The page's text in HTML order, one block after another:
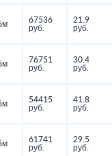
67536
руб.
21.9
руб.
76751
руб.
30.4
руб.
54415
руб.
41.8
руб.
61741
руб.
29.5
руб.